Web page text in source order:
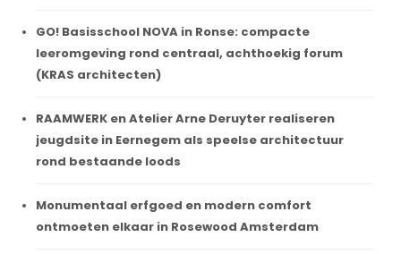
GO! Basisschool NOVA in Ronse: compacte
leeromgeving rond centraal, achthoekig forum
(KRAS architecten)
RAAMWERK en Atelier Arne Deruyter realiseren
jeugdsite in Eernegem als speelse architectuur
rond bestaande loods
Monumentaal erfgoed en modern comfort
ontmoeten elkaar in Rosewood Amsterdam